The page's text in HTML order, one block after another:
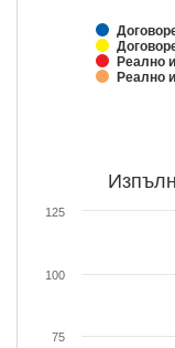
Реално
Реално
75
100
125